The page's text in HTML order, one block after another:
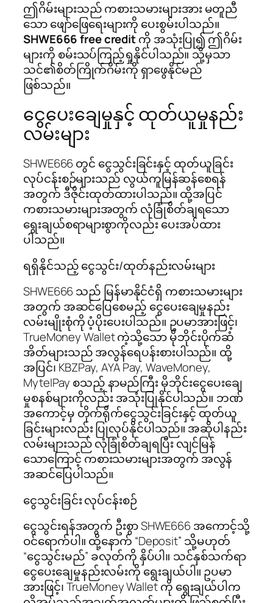
ဤဂိမ်းများသည် ကစားသမားများအား မတူညီ
သော ဖျော်ဖြေရေးများကို ပေးစွမ်းပါသည်။
SHWE666 free creditကို အသုံးပြု၍ ဤဂိမ်း
များကို စမ်းသပ်ကြည့်ရှုနိုင်ပါသည်။ သို့မှသာ
သင်၏စိတ်ကြိုက်ဂိမ်းကို ရှာဖွေနိုင်မည်
ဖြစ်သည်။
ငွေပေးချေမှုနှင့် ထုတ်ယူမှုနည်း
လမ်းများ
SHWE666 တွင် ငွေသွင်းခြင်းနှင့် ထုတ်ယူခြင်း
လုပ်ငန်းစဉ်များသည် လွယ်ကူမြန်ဆန်စေရန်
အတွက် ဒီဇိုင်းထုတ်ထားပါသည်။ ထို့အပြင်
ကစားသမားများအတွက် လုံခြုံစိတ်ချရသော
ရွေးချယ်စရာများစွာကိုလည်း ပေးအပ်ထား
ပါသည်။
ရရှိနိုင်သည့် ငွေသွင်း/ထုတ်နည်းလမ်းများ
SHWE666 သည် မြန်မာနိုင်ငံရှိ ကစားသမားများ
အတွက် အဆင်ပြေစေမည့် ငွေပေးချေမှုနည်း
လမ်းမျိုးစုံကို ပံ့ပိုးပေးပါသည်။ ဥပမာအားဖြင့်၊
TrueMoney Wallet ကဲ့သို့သော မိုဘိုင်းပိုက်ဆံ
အိတ်များသည် အလွန်ရေပန်းစားပါသည်။ ထို့
အပြင်၊ KBZPay, AYA Pay, WaveMoney,
MytelPay စသည့် နာမည်ကြီး မိုဘိုင်းငွေပေးချေ
မှုစနစ်များကိုလည်း အသုံးပြုနိုင်ပါသည်။ ဘဏ်
အကောင့်မှ တိုက်ရိုက်ငွေသွင်းခြင်းနှင့် ထုတ်ယူ
ခြင်းများလည်း ပြုလုပ်နိုင်ပါသည်။ အဆိုပါနည်း
လမ်းများသည် လုံခြုံစိတ်ချရပြီး လျင်မြန်
သောကြောင့် ကစားသမားများအတွက် အလွန်
အဆင်ပြေပါသည်။
ငွေသွင်းခြင်း လုပ်ငန်းစဉ်
ငွေသွင်းရန်အတွက် ဦးစွာ SHWE666 အကောင့်သို့
ဝင်ရောက်ပါ။ ထို့နောက် “Deposit” သို့မဟုတ်
“ငွေသွင်းမည်” ခလုတ်ကို နှိပ်ပါ။ သင်နှစ်သက်ရာ
ငွေပေးချေမှုနည်းလမ်းကို ရွေးချယ်ပါ။ ဥပမာ
အားဖြင့်၊ TrueMoney Wallet ကို ရွေးချယ်ပါက